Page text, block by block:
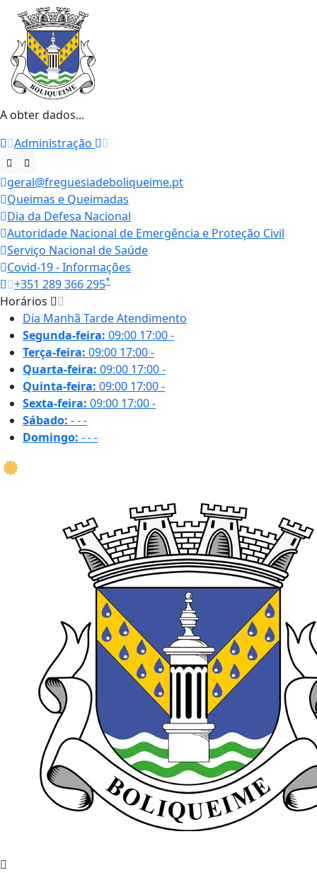
A obter dados...
Administração
geral@freguesiadeboliqueime.pt
Queimas e Queimadas
Dia da Defesa Nacional
Autoridade Nacional de Emergência e Proteção Civil
Serviço Nacional de Saúde
Covid-19 - Informações
+351 289 366 295*
Horários
Dia Manhã TardeAtendimento
Segunda-feira: 09:00 17:00-
Terça-feira: 09:00 17:00-
Quarta-feira: 09:00 17:00-
Quinta-feira: 09:00 17:00-
Sexta-feira: 09:00 17:00-
Sábado: ---
Domingo: ---